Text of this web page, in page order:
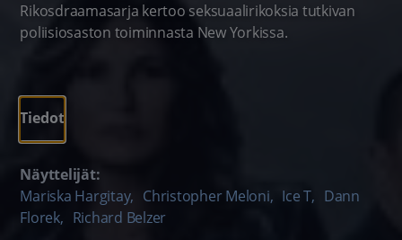
Rikosdraamasarja kertoo seksuaalirikoksia tutkivan
poliisiosaston toiminnasta New Yorkissa.
Tiedot
Näyttelijät:
Mariska Hargitay, Christopher Meloni, Ice T, Dann
Florek, Richard Belzer